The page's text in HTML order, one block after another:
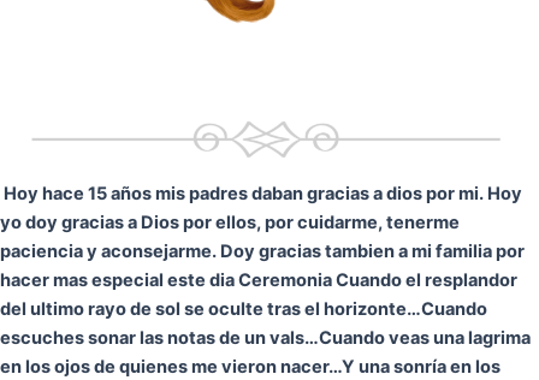
Hoy hace 15 años mis padres daban gracias a dios por mi. Hoy
yo doy gracias a Dios por ellos, por cuidarme, tenerme
paciencia y aconsejarme. Doy gracias tambien a mi familia por
hacer mas especial este dia CeremoniaCuando el resplandor
del ultimo rayo de sol se oculte tras el horizonte…Cuando
escuches sonar las notas de un vals…Cuando veas una lagrima
en los ojos de quienes me vieron nacer…Y una sonría en los